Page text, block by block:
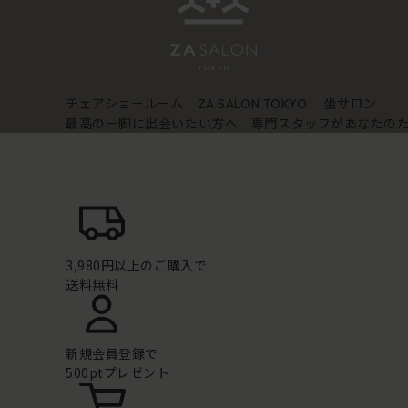
チェアショールーム ZA SALON TOKYO
坐サロン
最高の一脚に出会いたい方へ 専門スタッフがあなたの
3,980円以上のご購入で
送料無料
新規会員登録で
500ptプレゼント